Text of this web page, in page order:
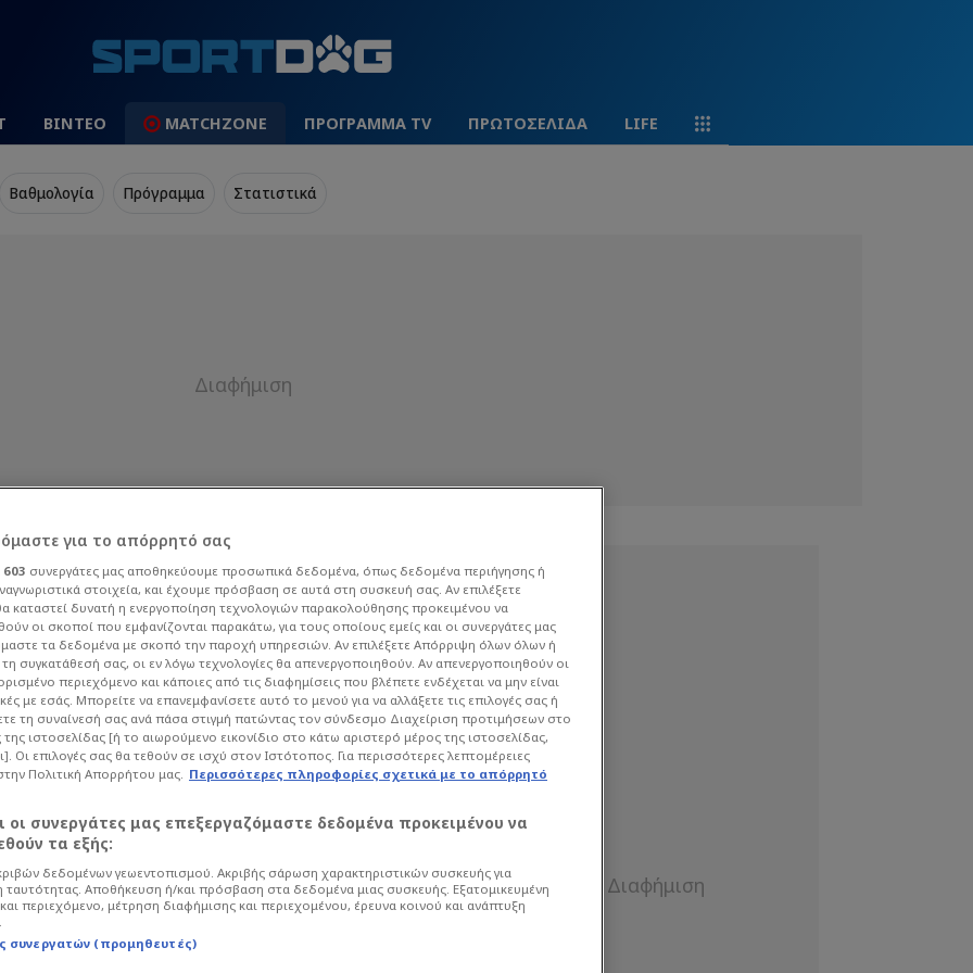
ΒΙΝΤΕΟ MATCHZONE ΠΡΟΓΡΑΜΜΑ TV ΠΡΩΤΟΣΕΛΙΔΑ LIFE
Βαθμολογία Πρόγραμμα Στατιστικά
οι
από
Ποδόσφαιρο Super League
έκαναν αρκετές φάσεις, αλλά τελικά
Παναθηναϊκού.
για το απόρρητό σας
603 συνεργάτες μας αποθηκεύουμε προσωπικά δεδομένα, όπως δεδομένα περιήγησης ή
στοιχεία, και έχουμε πρόσβαση σε αυτά στη συσκευή σας. Αν επιλέξετε
καταστεί δυνατή η ενεργοποίηση τεχνολογιών παρακολούθησης προκειμένου να
οι σκοποί που εμφανίζονται παρακάτω, για τους οποίους εμείς και οι συνεργάτες μας
τα δεδομένα με σκοπό την παροχή υπηρεσιών. Αν επιλέξετε Απόρριψη όλων όλων ή
συγκατάθεσή σας, οι εν λόγω τεχνολογίες θα απενεργοποιηθούν. Αν απενεργοποιηθούν οι
περιεχόμενο και κάποιες από τις διαφημίσεις που βλέπετε ενδέχεται να μην είναι
με εσάς. Μπορείτε να επανεμφανίσετε αυτό το μενού για να αλλάξετε τις επιλογές σας ή
τη συναίνεσή σας ανά πάσα στιγμή πατώντας τον σύνδεσμο Διαχείριση προτιμήσεων στο
ιστοσελίδας [ή το αιωρούμενο εικονίδιο στο κάτω αριστερό μέρος της ιστοσελίδας,
Οι επιλογές σας θα τεθούν σε ισχύ στον Ιστότοπος. Για περισσότερες λεπτομέρειες
Πολιτική Απορρήτου μας. Περισσότερες πληροφορίες σχετικά με το απόρρητό
οι συνεργάτες μας επεξεργαζόμαστε δεδομένα προκειμένου να
τα εξής:
δεδομένων γεωεντοπισμού. Ακριβής σάρωση χαρακτηριστικών συσκευής για
ταυτότητας. Αποθήκευση ή/και πρόσβαση στα δεδομένα μιας συσκευής. Εξατομικευμένη
περιεχόμενο, μέτρηση διαφήμισης και περιεχομένου, έρευνα κοινού και ανάπτυξη
συνεργατών (προμηθευτές)